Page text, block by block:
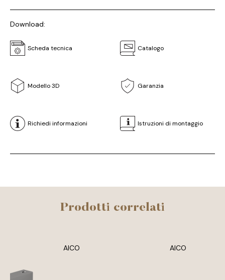
Download:
Scheda tecnica Catalogo
Modello 3D Garanzia
Richiedi informazioni Istruzioni di montaggio
Prodotti correlati
AICO AICO